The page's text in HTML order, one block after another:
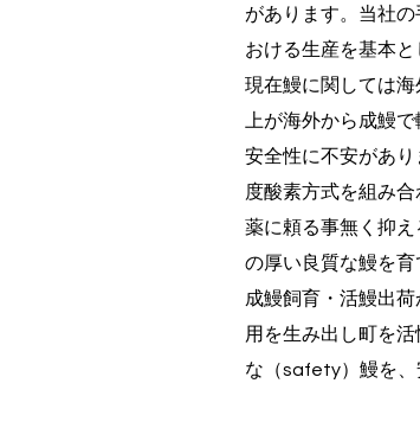
があります。当社
おける生産を基本と
現在鰻に関しては
上が海外から成鰻
安全性に不安があ
度酸素方式を組み
薬に頼る事無く抑
の厚い良質な鰻を育
成鰻飼育・活鰻出
用を生み出し町を
な（safety）鰻を、